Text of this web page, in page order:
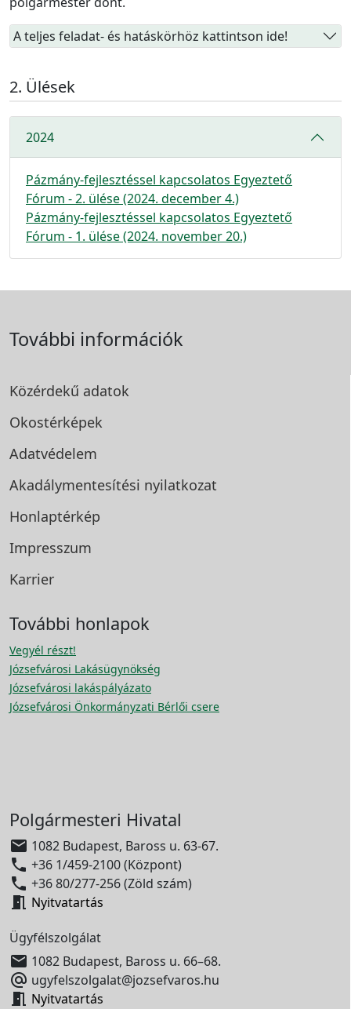
A teljes feladat- és hatáskörhöz kattintson ide!
Ülések
2024
Pázmány-fejlesztéssel kapcsolatos Egyeztető
Fórum - 2. ülése (2024. december 4.)
Pázmány-fejlesztéssel kapcsolatos Egyeztető
Fórum - 1. ülése (2024. november 20.)
További információk
Közérdekű adatok
Okostérképek
Adatvédelem
Akadálymentesítési nyilatkozat
Honlaptérkép
Impresszum
Karrier
További honlapok
Vegyél részt!
Józsefvárosi Lakásügynökség
Józsefvárosi lakáspályázato
Józsefvárosi Önkormányzati Bérlői csere
Polgármesteri Hivatal
 1082 Budapest, Baross u. 63-67.
 +36 1/459-2100 (Központ)
 +36 80/277-256 (Zöld szám)
 Nyitvatartás
Ügyfélszolgálat
 1082 Budapest, Baross u. 66–68.
 ugyfelszolgalat@jozsefvaros.hu
 Nyitvatartás